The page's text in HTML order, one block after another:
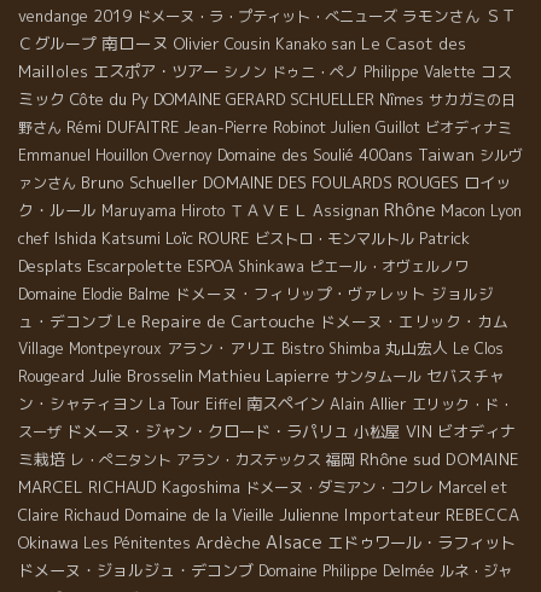
vendange 2019 ドメーヌ・ラ・プティット・べニューズ ラモンさん ＳＴ
Ｃグループ 南ローヌ Olivier Cousin Kanako san Le Casot des
Mailloles エスポア・ツアー シノン ドゥニ・ペノ Philippe Valette コス
ミック Côte du Py DOMAINE GERARD SCHUELLER Nîmes サカガミの日
野さん Rémi DUFAITRE Jean-Pierre Robinot Julien Guillot ビオディナミ
Emmanuel Houillon Overnoy Domaine des Soulié 400ans Taiwan シルヴ
ァンさん Bruno Schueller DOMAINE DES FOULARDS ROUGES ロイッ
ク・ルール Maruyama Hiroto ＴＡＶＥＬ Assignan Rhône Macon Lyon
chef Ishida Katsumi Loïc ROURE ビストロ・モンマルトル Patrick
Desplats Escarpolette ESPOA Shinkawa ピエール・オヴェルノワ
Domaine Elodie Balme ドメーヌ・フィリップ・ヴァレット ジョルジ
ュ・デコンブ Le Repaire de Cartouche ドメーヌ・エリック・カム
Village Montpeyroux アラン・アリエ Bistro Shimba 丸山宏人 Le Clos
Rougeard Julie Brosselin Mathieu Lapierre サンタムール セバスチャ
ン・シャティヨン La Tour Eiffel 南スペイン Alain Allier エリック・ド・
スーザ ドメーヌ・ジャン・クロード・ラパリュ 小松屋 VIN ビオディナ
ミ栽培 レ・ぺニタント アラン・カステックス 福岡 Rhône sud DOMAINE
MARCEL RICHAUD Kagoshima ドメーヌ・ダミアン・コクレ Marcel et
Claire Richaud Domaine de la Vieille Julienne Importateur REBECCA
Okinawa Les Pénitentes Ardèche Alsace エドゥワール・ラフィット
ドメーヌ・ジョルジュ・デコンブ Domaine Philippe Delmée ルネ・ジャ